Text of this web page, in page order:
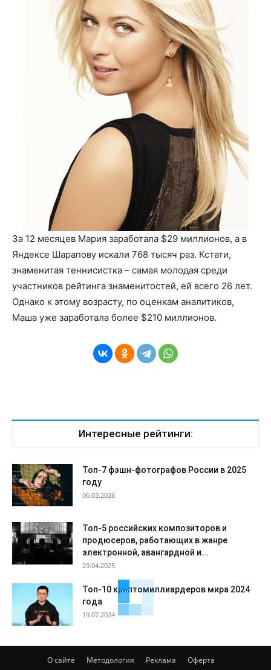
За 12 месяцев Мария заработала $29 миллионов, а в
Яндексе Шарапову искали 768 тысяч раз. Кстати,
знаменитая теннисистка – самая молодая среди
участников рейтинга знаменитостей, ей всего 26 лет.
Однако к этому возрасту, по оценкам аналитиков,
Маша уже заработала более $210 миллионов.
Интересные рейтинги:
Топ-7 фэшн-фотографов России в 2025
году
06.03.2026
Топ-5 российских композиторов и
продюсеров, работающих в жанре
электронной, авангардной и...
29.04.2025
Топ-10 криптомиллиардеров мира 2024
года
19.07.2024
О сайте Методология Реклама
Оферта